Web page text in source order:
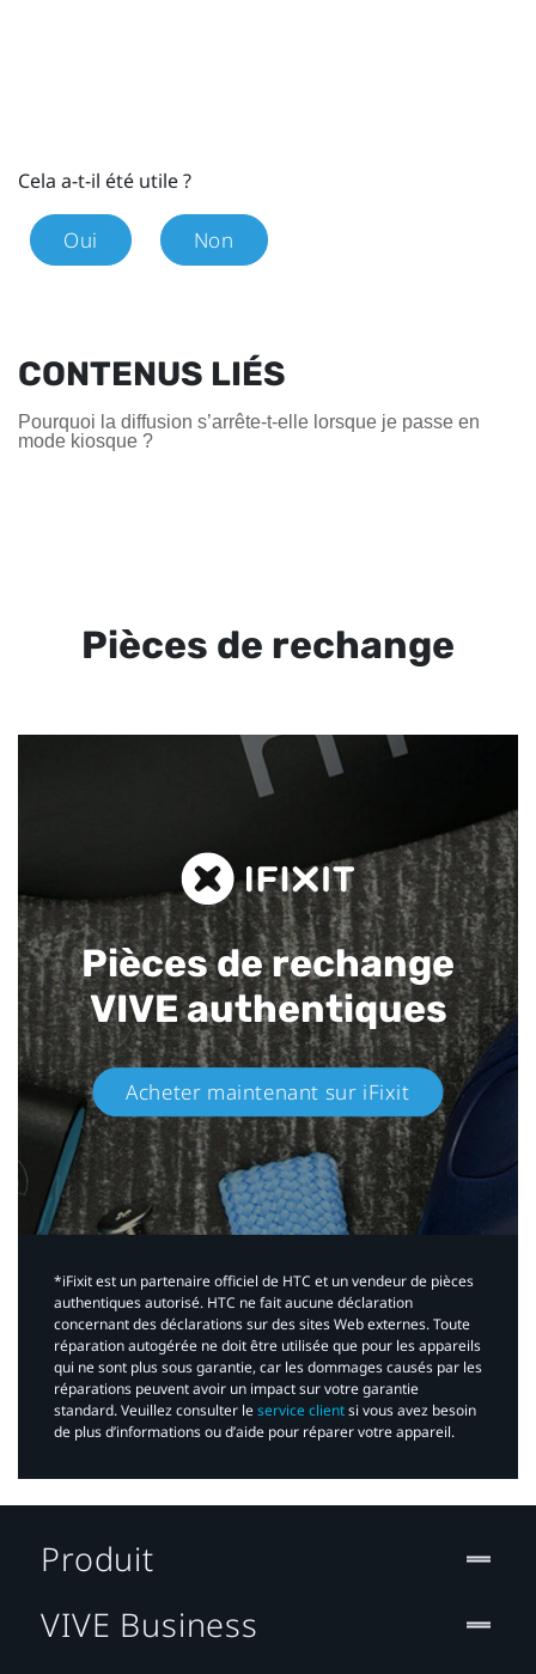
Cela a-t-il été utile ?
Oui Non
CONTENUS LIÉS
Pourquoi la diffusion s’arrête-t-elle lorsque je passe en
mode kiosque ?
Pièces de rechange
Pièces de rechange
VIVE authentiques​
Acheter maintenant sur iFixit​
*iFixit est un partenaire officiel de HTC et un vendeur de pièces
authentiques autorisé. HTC ne fait aucune déclaration
concernant des déclarations sur des sites Web externes. Toute
réparation autogérée ne doit être utilisée que pour les appareils
qui ne sont plus sous garantie, car les dommages causés par les
réparations peuvent avoir un impact sur votre garantie
standard. Veuillez consulter leservice clientsi vous avez besoin
de plus d’informations ou d’aide pour réparer votre appareil.​
Produit
VIVE Business